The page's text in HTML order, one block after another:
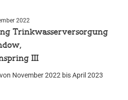
Trinkwasserversorgung
III
2022
November 2022 bis April 2023